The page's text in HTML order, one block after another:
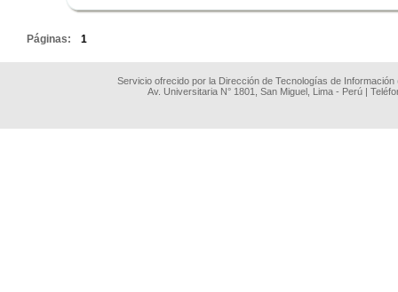
Páginas: 1
Servicio ofrecido por la Dirección de Tecnologías de
Av. Universitaria N° 1801, San Miguel, Lima - Perú |